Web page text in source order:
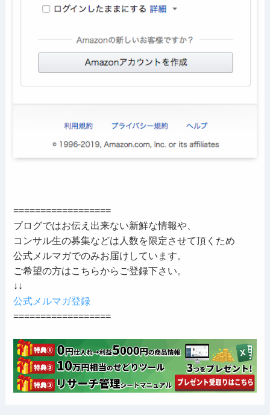
==================
ブログではお伝え出来ない新鮮な情報や、
コンサル生の募集などは人数を限定させて頂くため
公式メルマガでのみお届けしています。
ご希望の方はこちらからご登録下さい。
↓↓
公式メルマガ登録
==================